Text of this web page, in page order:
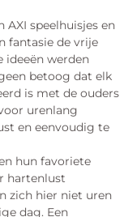
speelhuisjes en
fantasie de vrije
ideeën werden
betoog dat elk
is met de ouders
urenlang
en eenvoudig te
hun favoriete
hartenlust
zich hier niet uren
dag. Een